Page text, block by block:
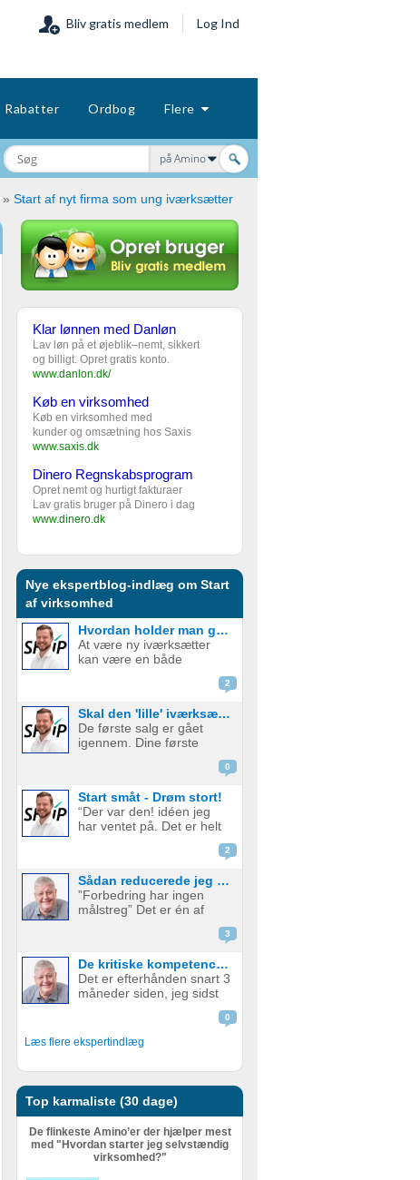
Bliv gratis medlem Log Ind
Rabatter Ordbog Flere
på Amino
» Start af nyt firma som ung iværksætter
Klar lønnen med Danløn
Lav løn på et øjeblik–nemt, sikkert
og billigt. Opret gratis konto.
www.danlon.dk/
Køb en virksomhed
Køb en virksomhed med
kunder og omsætning hos Saxis
www.saxis.dk
Dinero Regnskabsprogram
Opret nemt og hurtigt fakturaer
Lav gratis bruger på Dinero i dag
www.dinero.dk
Nye ekspertblog-indlæg om Start
af virksomhed
Hvordan holder man gejsten oppe som ny iværksætter?
At være ny iværksætter
kan være en både
følger med at starte egen
virksomhed, er det som
mange jagter, men
2
Skal den 'lille' iværksætter bruge penge på digital marketing?
De første salg er gået
igennem. Dine første
tilfredse. Det virker virkelig
plads, og et marked for dit
produkt. Men hvornår skal
man så tage springet og
0
Start småt - Drøm stort!
“Der var den! idéen jeg
har ventet på. Det er helt
genialt. Det er det her, jeg
skal. Hvem vil IKKE betale
er mange gode
iværksætterhistorier
startet og med god grund.
2
Sådan reducerede jeg min ugentlige arbejdstid med +20 timer og tjente samtidig mange flere penge.
”Forbedring har ingen
målstreg” Det er én af
Jeg er efterhånden blevet
alder). Og selvom jeg
efterhånden har levet
iværksætterlivet i snart 50
3
De kritiske kompetencer til forudsigelig, langtidsholdbar profitabel vækst – og samtidig mindre arbejde - Del 1
Det er efterhånden snart 3
måneder siden, jeg sidst
blogindlæg har handlet
om mine refleksioner om
havde overs...
0
Læs flere ekspertindlæg
Top karmaliste (30 dage)
De flinkeste Amino’er der hjælper mest
med "Hvordan starter jeg selvstændig
virksomhed?"